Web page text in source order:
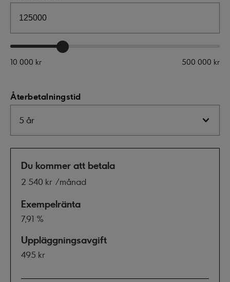
10 000 kr 500 000 kr
Återbetalningstid
Du kommer att betala
2 540 kr /månad
Exempelränta
7,91 %
Uppläggningsavgift
495 kr